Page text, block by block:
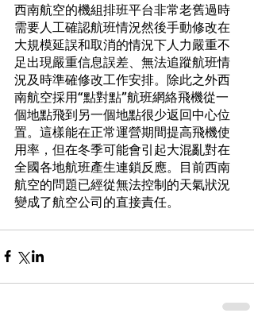
西南航空的機組排班平台非常老舊過時
需要人工確認航班情況然後手動修改在
大規模延誤和取消的情況下人力嚴重不
足出現嚴重信息誤差、無法追蹤航班情
況及時準確修改工作安排。除此之外西
南航空採用“點對點”航班網絡飛機從一
個地點飛到另一個地點很少返回中心位
置。這樣能在正常運營期間提高飛機使
用率，但在冬季可能會引起大混亂對在
全國各地航班產生連鎖反應。目前西南
航空的問題已經從無法控制的天氣狀況
變成了航空公司的直接責任。